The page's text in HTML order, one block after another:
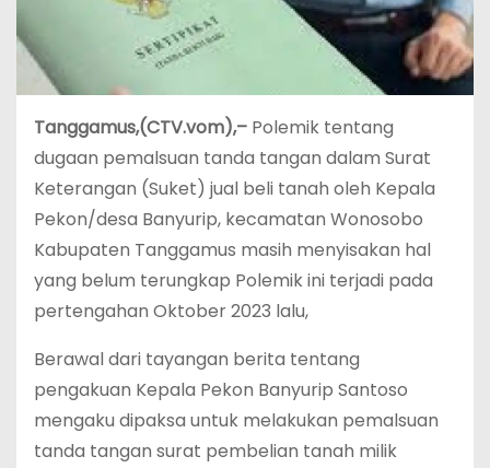
Tanggamus,(CTV.vom),– Polemik tentang
dugaan pemalsuan tanda tangan dalam Surat
Keterangan (Suket) jual beli tanah oleh Kepala
Pekon/desa Banyurip, kecamatan Wonosobo
Kabupaten Tanggamus masih menyisakan hal
yang belum terungkap Polemik ini terjadi pada
pertengahan Oktober 2023 lalu,
Berawal dari tayangan berita tentang
pengakuan Kepala Pekon Banyurip Santoso
mengaku dipaksa untuk melakukan pemalsuan
tanda tangan surat pembelian tanah milik